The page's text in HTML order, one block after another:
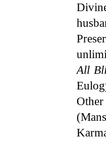
All